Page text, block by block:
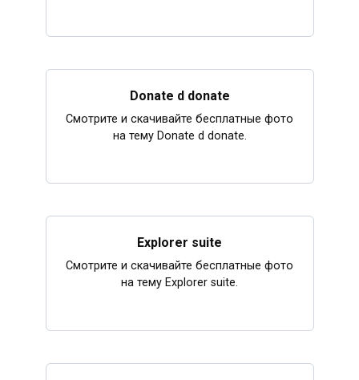
Donate d donate
Смотрите и скачивайте бесплатные фото
на тему Donate d donate.
Explorer suite
Смотрите и скачивайте бесплатные фото
на тему Explorer suite.